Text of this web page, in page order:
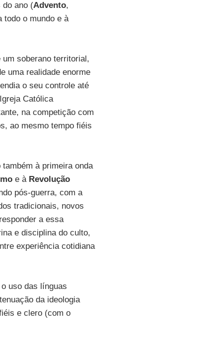
do ano (Advento,
todo o mundo e à
soberano territorial,
uma realidade enorme
o seu controle até
Católica
na competição com
ao mesmo tempo fiéis
à primeira onda
e à Revolução
pós-guerra, com a
tradicionais, novos
a essa
e disciplina do culto,
experiência cotidiana
uso das línguas
da ideologia
e clero (com o